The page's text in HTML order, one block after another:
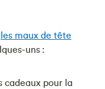
les maux de tête
uns :
cadeaux pour la